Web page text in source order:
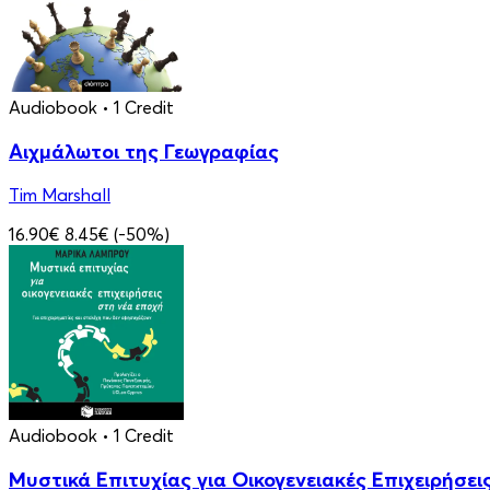
Audiobook • 1 Credit
Αιχμάλωτοι της Γεωγραφίας
Tim Marshall
16.90€ 8.45€ (-50%)
Audiobook • 1 Credit
Μυστικά Επιτυχίας για Οικογενειακές